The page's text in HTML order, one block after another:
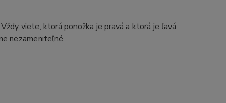
viete, ktorá ponožka je pravá a ktorá je ľavá.
nezameniteľné.